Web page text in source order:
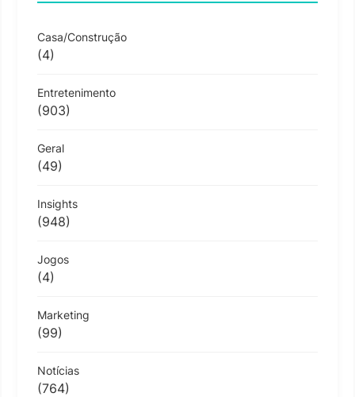
Casa/Construção
(4)
Entretenimento
(903)
Geral
(49)
Insights
(948)
Jogos
(4)
Marketing
(99)
Notícias
(764)